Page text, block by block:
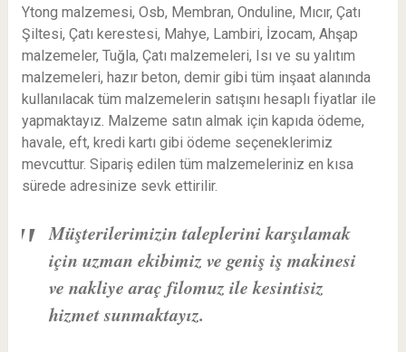
Ytong malzemesi, Osb, Membran, Onduline, Mıcır, Çatı
Şiltesi, Çatı kerestesi, Mahye, Lambiri, İzocam, Ahşap
malzemeler, Tuğla, Çatı malzemeleri, Isı ve su yalıtım
malzemeleri, hazır beton, demir gibi tüm inşaat alanında
kullanılacak tüm malzemelerin satışını hesaplı fiyatlar ile
yapmaktayız. Malzeme satın almak için kapıda ödeme,
havale, eft, kredi kartı gibi ödeme seçeneklerimiz
mevcuttur. Sipariş edilen tüm malzemeleriniz en kısa
sürede adresinize sevk ettirilir.
Müşterilerimizin taleplerini karşılamak
için uzman ekibimiz ve geniş iş makinesi
ve nakliye araç filomuz ile kesintisiz
hizmet sunmaktayız.